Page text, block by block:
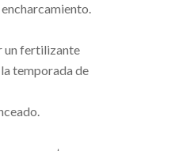
un fertilizante
temporada de